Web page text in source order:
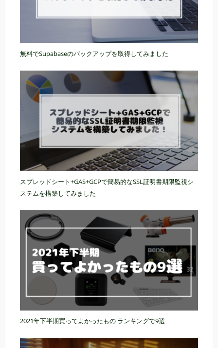
無料でSupabaseのバックアップを取得してみました
スプレッドシート+GAS+GCPで簡易的なSSL証明書期限監視シ
ステムを構築してみました
2021年下半期買ってよかったもの ランキングで9選